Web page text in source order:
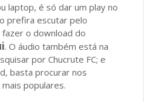
laptop, é só dar um play no
prefira escutar pelo
o download do
. O áudio também está na
por Chucrute FC; e
basta procurar nos
populares.